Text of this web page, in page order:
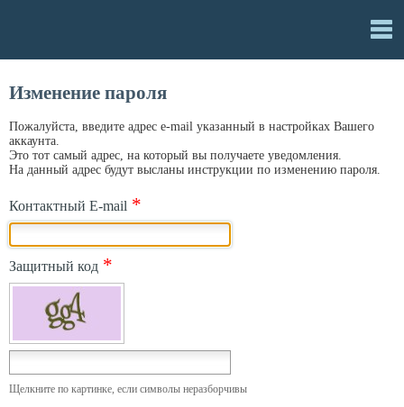
Изменение пароля
Пожалуйста, введите адрес e-mail указанный в настройках Вашего
аккаунта.
Это тот самый адрес, на который вы получаете уведомления.
На данный адрес будут высланы инструкции по изменению пароля.
Контактный E-mail *
Защитный код *
Щелкните по картинке, если символы неразборчивы